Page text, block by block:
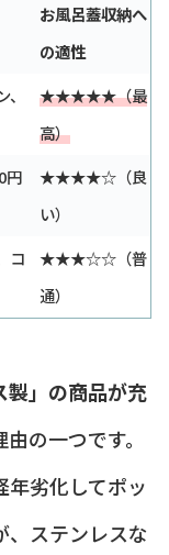
お風呂蓋収納へ
の適性
★★★★★（最
高）
円
★★★★☆（良
い）
コ
★★★☆☆（普
通）
製」の商品が充
の一つです。
年劣化してポッ
、ステンレスな